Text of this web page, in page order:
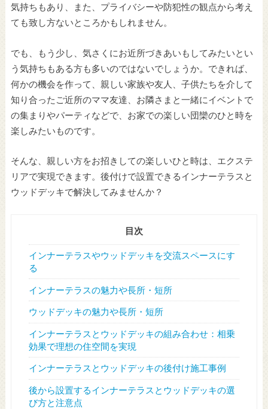
気持ちもあり、また、プライバシーや防犯性の観点から考え
ても致し方ないところかもしれません。
でも、もう少し、気さくにお近所づきあいもしてみたいとい
う気持ちもある方も多いのではないでしょうか。できれば、
何かの機会を作って、親しい家族や友人、子供たちを介して
知り合ったご近所のママ友達、お隣さまと一緒にイベントで
の集まりやパーティなどで、お家での楽しい団欒のひと時を
楽しみたいものです。
そんな、親しい方をお招きしての楽しいひと時は、エクステ
リアで実現できます。後付けで設置できるインナーテラスと
ウッドデッキで解決してみませんか？
目次
インナーテラスやウッドデッキを交流スペースにす
る
インナーテラスの魅力や長所・短所
ウッドデッキの魅力や長所・短所
インナーテラスとウッドデッキの組み合わせ：相乗
効果で理想の住空間を実現
インナーテラスとウッドデッキの後付け施工事例
後から設置するインナーテラスとウッドデッキの選
び方と注意点